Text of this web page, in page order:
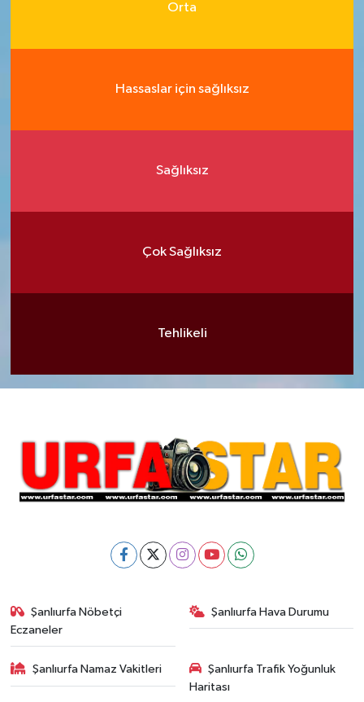
Orta
Hassaslar için sağlıksız
Sağlıksız
Çok Sağlıksız
Tehlikeli
Şanlıurfa Nöbetçi
Eczaneler
Şanlıurfa Hava Durumu
Şanlıurfa Namaz Vakitleri
Şanlıurfa Trafik Yoğunluk
Haritası